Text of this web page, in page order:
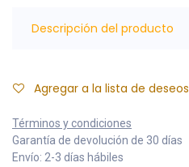
Descripción del producto
Agregar a la lista de deseos
Términos y condiciones
Garantía de devolución de 30 días
Envío: 2-3 días hábiles